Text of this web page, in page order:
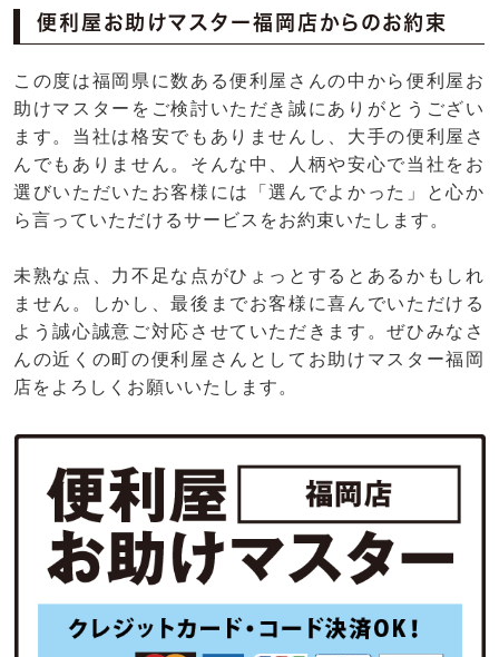
便利屋お助けマスター福岡店からのお約束
この度は福岡県に数ある便利屋さんの中から便利屋お
助けマスターをご検討いただき誠にありがとうござい
ます。当社は格安でもありませんし、大手の便利屋さ
んでもありません。そんな中、人柄や安心で当社をお
選びいただいたお客様には「選んでよかった」と心か
ら言っていただけるサービスをお約束いたします。
未熟な点、力不足な点がひょっとするとあるかもしれ
ません。しかし、最後までお客様に喜んでいただける
よう誠心誠意ご対応させていただきます。ぜひみなさ
んの近くの町の便利屋さんとしてお助けマスター福岡
店をよろしくお願いいたします。